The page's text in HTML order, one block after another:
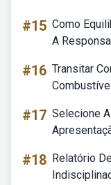
#15 Como
A
#16 Transitar
#17 Selecione
#18 Relatório